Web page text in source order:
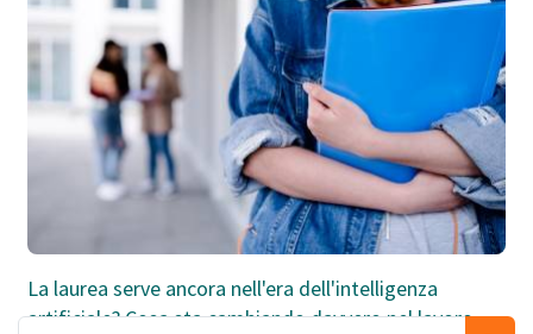
La laurea serve ancora nell'era dell'intelligenza
artificiale? Cosa sta cambiando davvero nel lavoro